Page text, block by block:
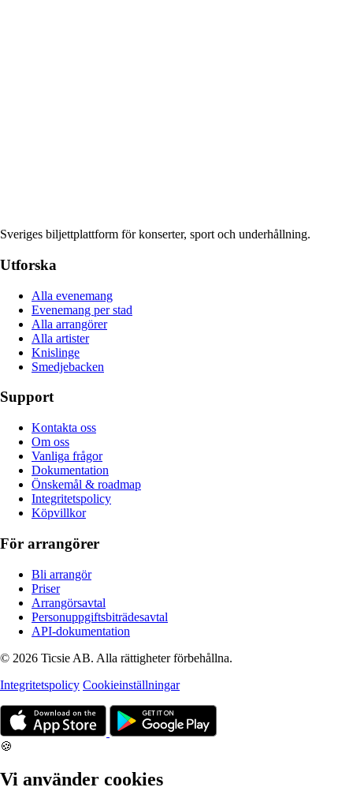
Sveriges biljettplattform för konserter, sport och underhållning.
Utforska
Alla evenemang
Evenemang per stad
Alla arrangörer
Alla artister
Knislinge
Smedjebacken
Support
Kontakta oss
Om oss
Vanliga frågor
Dokumentation
Önskemål & roadmap
Integritetspolicy
Köpvillkor
För arrangörer
Bli arrangör
Priser
Arrangörsavtal
Personuppgiftsbiträdesavtal
API-dokumentation
© 2026 Ticsie AB. Alla rättigheter förbehållna.
Integritetspolicy Cookieinställningar
🍪
Vi använder cookies